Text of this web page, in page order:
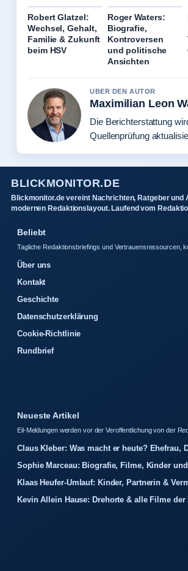
Robert Glatzel:
Wechsel, Gehalt,
Familie & Zukunft
beim HSV
Roger Waters:
Biografie,
Kontroversen
und politische
Ansichten
UBER DEN AUTOR
Maximilian Leon
Die Berichterstattung
Quellenprüfung
BLICKMONITOR.DE
Blickmonitor.de vereint Nachrichten, Ratgeber und
modernen Redaktionslayout. Laufend vom
Beliebt
Tagliche Redaktionsbriefings und Vertrauensressourcen,
Über uns
Kontakt
Geschichte
Datenschutzerklärung
Cookie-Richtlinie
Rundbrief
Neueste Artikel
Eil-Meldungen werden vor der Veroffentlichung von der
Claus Kleber: Was macht er heute? Ehefrau,
Sophie Marceau: Biografie, Filme, Kinder
Klaas Heufer-Umlauf: Kinder, Partnerin &
Kevin Allein Hause: Drehorte & alle Filme der